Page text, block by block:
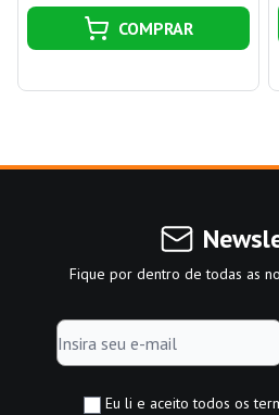
COMPRAR
Fique por dentro de todas as
Eu li e aceito todos os